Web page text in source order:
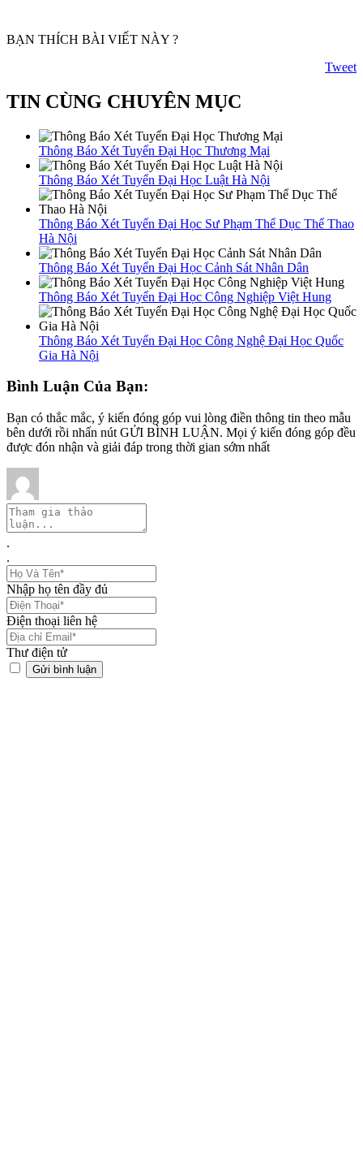
BẠN THÍCH BÀI VIẾT NÀY ?
Tweet
TIN CÙNG CHUYÊN MỤC
Thông Báo Xét Tuyển Đại Học Thương Mại
Thông Báo Xét Tuyển Đại Học Luật Hà Nội
Thông Báo Xét Tuyển Đại Học Sư Phạm Thể Dục Thể Thao
Hà Nội
Thông Báo Xét Tuyển Đại Học Cảnh Sát Nhân Dân
Thông Báo Xét Tuyển Đại Học Công Nghiệp Việt Hung
Thông Báo Xét Tuyển Đại Học Công Nghệ Đại Học Quốc
Gia Hà Nội
Bình Luận Của Bạn:
Bạn có thắc mắc, ý kiến đóng góp vui lòng điền thông tin theo mẫu
bên dưới rồi nhấn nút GỬI BÌNH LUẬN. Mọi ý kiến đóng góp đều
được đón nhận và giải đáp trong thời gian sớm nhất
.
.
Nhập họ tên đầy đủ
Điện thoại liên hệ
Thư điện tử